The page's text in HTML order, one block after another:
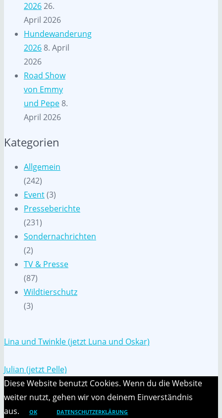
202626.
April 2026
Hundewanderung
2026 8. April
2026
Road Show
von Emmy
und Pepe 8.
April 2026
Kategorien
Allgemein
(242)
Event(3)
Presseberichte
(231)
Sondernachrichten
(2)
TV & Presse
(87)
Wildtierschutz
(3)
Lina und Twinkle (jetzt Luna und Oskar)
Julian (jetzt Pelle)
Diese Website benutzt Cookies. Wenn du die Website
weiter nutzt, gehen wir von deinem Einverständnis
aus.
OK DATENSCHUTZERKLÄRUNG